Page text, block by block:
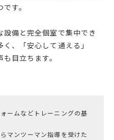
す。
備と完全個室で集中でき
、「安心して通える」
目立ちます。
ームなどトレーニングの基
マンツーマン指導を受けた